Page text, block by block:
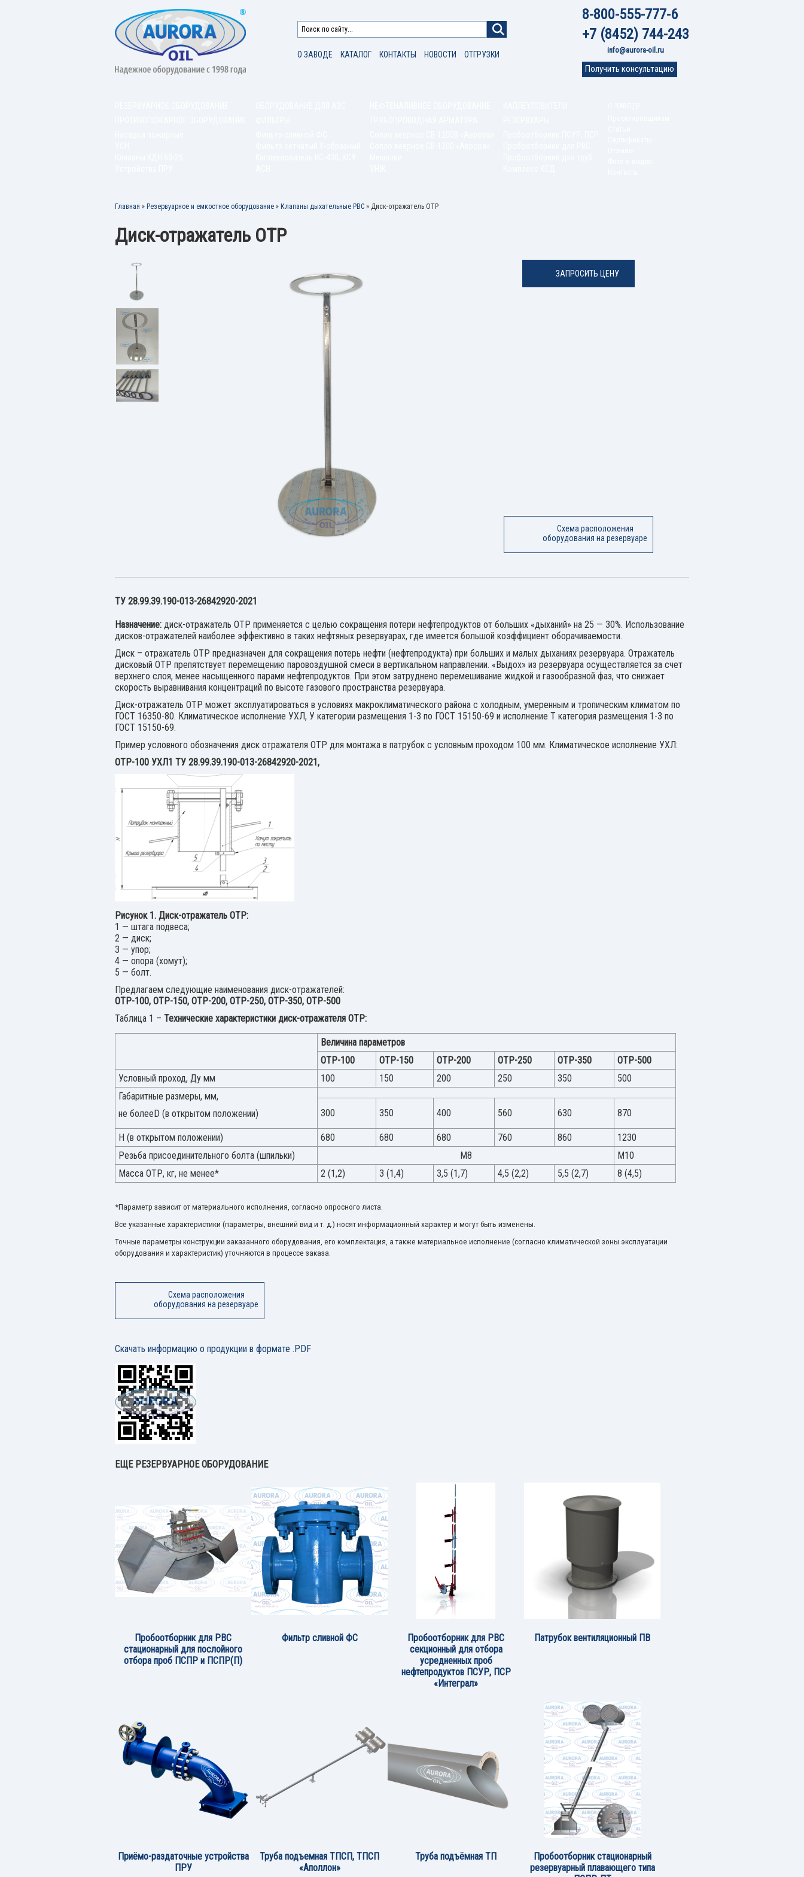
8-800-555-777-6
+7 (8452) 744-243
info@aurora-oil.ru
Получить консультацию
О ЗАВОДЕ КАТАЛОГ КОНТАКТЫ НОВОСТИ ОТГРУЗКИ
Главная » Резервуарное и емкостное оборудование » Клапаны дыхательные РВС » Диск-отражатель ОТР
Диск-отражатель ОТР
ЗАПРОСИТЬ ЦЕНУ
Схема расположения
оборудования на резервуаре
ТУ 28.99.39.190-013-26842920-2021
Назначение: диск-отражатель ОТР применяется с целью сокращения потери нефтепродуктов от больших «дыханий» на 25 — 30%. Использование
дисков-отражателей наиболее эффективно в таких нефтяных резервуарах, где имеется большой коэффициент оборачиваемости.
Диск – отражатель ОТР предназначен для сокращения потерь нефти (нефтепродукта) при больших и малых дыханиях резервуара. Отражатель
дисковый ОТР препятствует перемещению паровоздушной смеси в вертикальном направлении. «Выдох» из резервуара осуществляется за счет
верхнего слоя, менее насыщенного парами нефтепродуктов. При этом затруднено перемешивание жидкой и газообразной фаз, что снижает
скорость выравнивания концентраций по высоте газового пространства резервуара.
Диск-отражатель ОТР может эксплуатироваться в условиях макроклиматического района с холодным, умеренным и тропическим климатом по
ГОСТ 16350-80. Климатическое исполнение УХЛ, У категории размещения 1-3 по ГОСТ 15150-69 и исполнение Т категория размещения 1-3 по
ГОСТ 15150-69.
Пример условного обозначения диск отражателя ОТР для монтажа в патрубок с условным проходом 100 мм. Климатическое исполнение УХЛ:
ОТР-100 УХЛ1 ТУ 28.99.39.190-013-26842920-2021,
Рисунок 1. Диск-отражатель ОТР:
1 — штага подвеса;
2 — диск;
3 — упор;
4 — опора (хомут);
5 — болт.
Предлагаем следующие наименования диск-отражателей:
ОТР-100, ОТР-150, ОТР-200, ОТР-250, ОТР-350, ОТР-500
Таблица 1 – Технические характеристики диск-отражателя ОТР:
Величина параметров
ОТР-100
ОТР-150 ОТР-200 ОТР-250 ОТР-350
ОТР-500
Условный проход, Ду мм
100 150 200 250 350
500
Габаритные размеры, мм,
не болееD (в открытом положении)
300 350 400 560 630 870
H (в открытом положении) 680 680 680 760 860
1230
Резьба присоединительного болта (шпильки)
М8
М10
Масса ОТР, кг, не менее*
2 (1,2) 3 (1,4) 3,5 (1,7) 4,5 (2,2) 5,5 (2,7) 8 (4,5)
*Параметр зависит от материального исполнения, согласно опросного листа.
Все указанные характеристики (параметры, внешний вид и т. д.) носят информационный характер и могут быть изменены.
Точные параметры конструкции заказанного оборудования, его комплектация, а также материальное исполнение (согласно климатической зоны эксплуатации
оборудования и характеристик) уточняются в процессе заказа.
Схема расположения
оборудования на резервуаре
Скачать информацию о продукции в формате .PDF
ЕЩЕ РЕЗЕРВУАРНОЕ ОБОРУДОВАНИЕ
Пробоотборник для РВС
стационарный для послойного
отбора проб ПСПР и ПСПР(П)
Фильтр сливной ФС
Пробоотборник для РВС
секционный для отбора
усредненных проб
нефтепродуктов ПСУР, ПСР
«Интеграл»
Патрубок вентиляционный ПВ
Приёмо-раздаточные устройства
ПРУ
Труба подъемная ТПСП, ТПСП
«Аполлон»
Труба подъёмная ТП
Пробоотборник стационарный
резервуарный плавающего типа